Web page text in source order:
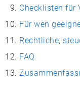
Checklisten für
Für wen
Rechtliche,
FAQ